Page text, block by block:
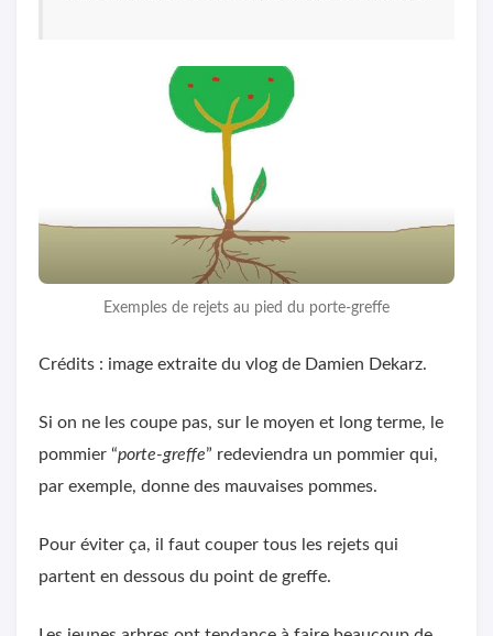
Exemples de rejets au pied du porte-greffe
Crédits : image extraite du vlog de Damien Dekarz.
Si on ne les coupe pas, sur le moyen et long terme, le
pommier “porte-greffe” redeviendra un pommier qui,
par exemple, donne des mauvaises pommes.
Pour éviter ça, il faut couper tous les rejets qui
partent en dessous du point de greffe.